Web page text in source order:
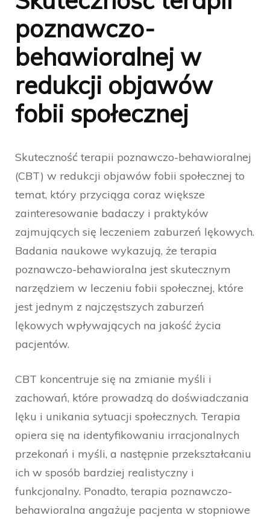
poznawczo-
behawioralnej w
redukcji objawów
fobii społecznej
Skuteczność terapii poznawczo-behawioralnej
(CBT) w redukcji objawów fobii społecznej to
temat, który przyciąga coraz większe
zainteresowanie badaczy i praktyków
zajmujących się leczeniem zaburzeń lękowych.
Badania naukowe wykazują, że terapia
poznawczo-behawioralna jest skutecznym
narzędziem w leczeniu fobii społecznej, które
jest jednym z najczęstszych zaburzeń
lękowych wpływających na jakość życia
pacjentów.
CBT koncentruje się na zmianie myśli i
zachowań, które prowadzą do doświadczania
lęku i unikania sytuacji społecznych. Terapia
opiera się na identyfikowaniu irracjonalnych
przekonań i myśli, a następnie przekształcaniu
ich w sposób bardziej realistyczny i
funkcjonalny. Ponadto, terapia poznawczo-
behawioralna angażuje pacjenta w stopniowe